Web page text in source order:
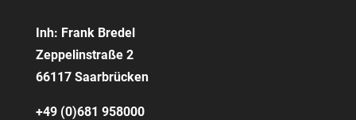
Inh: Frank Bredel
Zeppelinstraße 2
66117 Saarbrücken
+49 (0)681 958000